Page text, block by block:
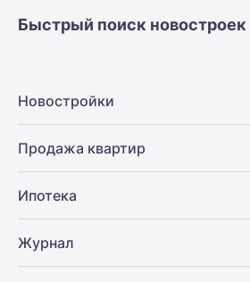
Быстрый поиск новостроек
Новостройки
Продажа квартир
Ипотека
Журнал